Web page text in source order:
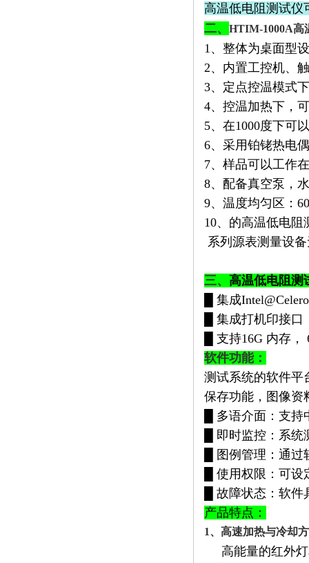
高温低电阻测试
二、 HTIM-1000A高
1、整体为桌面型
2、内置工控机、
3、定点控温模式
4、控温加热下，
5、在1000度下可
6、采用铂铑热电
7、样品可以工作
8、配备真空泵，
9、温度均匀区：
10、的高温低电阻
系列源表测量设
三、 高温低电阻测
█ 集成
█ 集成打机印接
█ 支持16G 内存
软件功能：
测试系统的软件平
保存功能，图像
█ 多语介面：支
█ 即时监控：系
█ 图例管理：通
█ 使用权限：可
█ 故障状态：软
产品特点：
1、高速加热与冷却
高能量的红外灯